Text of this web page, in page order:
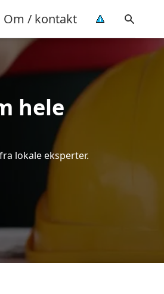
Om / kontakt
hele
lokale eksperter.